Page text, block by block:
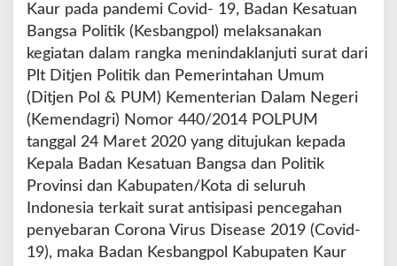
C
o
v
i
d
1
9
,
s
b
a
Kaur pada pandemi Covid- 19, Badan Kesatuan
Bangsa Politik (Kesbangpol) melaksanakan
kegiatan dalam rangka menindaklanjuti surat dari
Plt Ditjen Politik dan Pemerintahan Umum
(Ditjen Pol & PUM) Kementerian Dalam Negeri
(Kemendagri) Nomor 440/2014 POLPUM
tanggal 24 Maret 2020 yang ditujukan kepada
Kepala Badan Kesatuan Bangsa dan Politik
Provinsi dan Kabupaten/Kota di seluruh
Indonesia terkait surat antisipasi pencegahan
penyebaran Corona Virus Disease 2019 (Covid-
19), maka Badan Kesbangpol Kabupaten Kaur